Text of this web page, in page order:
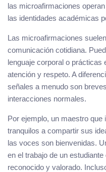
las microafirmaciones
las identidades académicas
Las microafirmaciones
comunicación cotidiana.
lenguaje corporal o prácticas
atención y respeto. A
señales a menudo son
interacciones normales.
Por ejemplo, un maestro
tranquilos a compartir sus
las voces son bienvenidas.
en el trabajo de un
reconocido y valorado.